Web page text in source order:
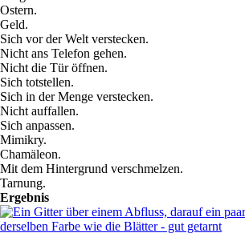
Ostern.
Geld.
Sich vor der Welt verstecken.
Nicht ans Telefon gehen.
Nicht die Tür öffnen.
Sich totstellen.
Sich in der Menge verstecken.
Nicht auffallen.
Sich anpassen.
Mimikry.
Chamäleon.
Mit dem Hintergrund verschmelzen.
Tarnung.
Ergebnis